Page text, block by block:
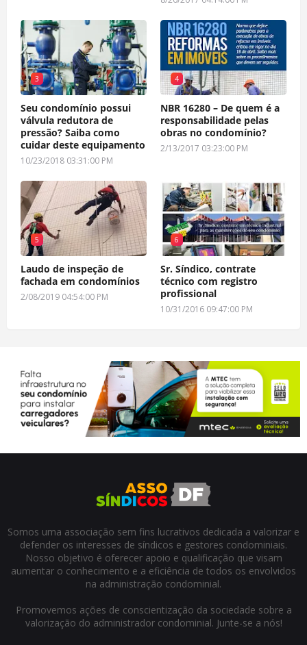
3
Seu condomínio possui
válvula redutora de
pressão? Saiba como
cuidar deste equipamento
10/23/2018 03:31:00 PM
4
NBR 16280 – De quem é a
responsabilidade pelas
obras no condomínio?
2/13/2017 03:23:00 PM
5
Laudo de inspeção de
fachada em condomínios
2/08/2019 04:54:00 PM
6
Sr. Síndico, contrate
técnico com registro
profissional
10/31/2016 09:47:00 PM
Somos uma associação sem fins lucrativos dedicada a valorizar e
defender os interesses de síndicos e gestores condominiais.
Nosso objetivo é oferecer apoio e qualificação que visam
aumentar o conhecimento e a eficiência de todos os envolvidos
na administração condominial.
Promovemos ações de conscientização da sociedade sobre a
valorização do administrador condominial. Junte-se a nós!